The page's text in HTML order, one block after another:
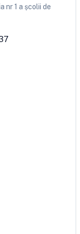
nr 1 a școlii de